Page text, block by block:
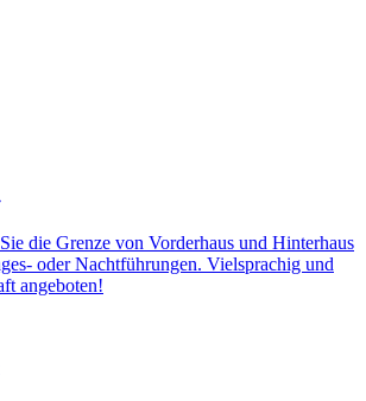
die Grenze von Vorderhaus und Hinterhaus
oder Nachtführungen. Vielsprachig und
angeboten!